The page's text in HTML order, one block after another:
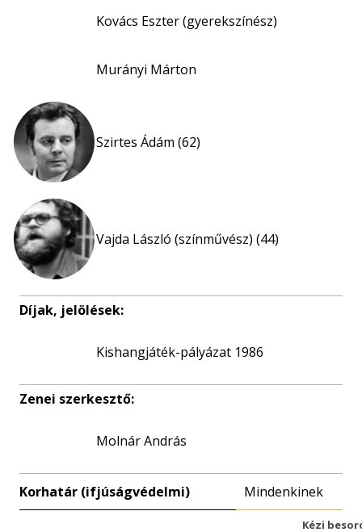
Kovács Eszter (gyerekszínész)
Murányi Márton
Szirtes Ádám (62)
Vajda László (színművész) (44)
Díjak, jelölések:
Kishangjáték-pályázat 1986
Zenei szerkesztő:
Molnár András
Korhatár (ifjúságvédelmi) Mindenkinek
Kézi